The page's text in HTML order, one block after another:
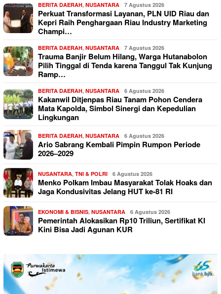
BERITA DAERAH, NUSANTARA 7 Agustus 2026
Perkuat Transformasi Layanan, PLN UID Riau dan
Kepri Raih Penghargaan Riau Industry Marketing
Champi…
BERITA DAERAH, NUSANTARA 7 Agustus 2026
Trauma Banjir Belum Hilang, Warga Hutanabolon
Pilih Tinggal di Tenda karena Tanggul Tak Kunjung
Ramp…
BERITA DAERAH, NUSANTARA 6 Agustus 2026
Kakanwil Ditjenpas Riau Tanam Pohon Cendera
Mata Kapolda, Simbol Sinergi dan Kepedulian
Lingkungan
BERITA DAERAH, NUSANTARA 6 Agustus 2026
Ario Sabrang Kembali Pimpin Rumpon Periode
2026–2029
NUSANTARA, TNI & POLRI 6 Agustus 2026
Menko Polkam Imbau Masyarakat Tolak Hoaks dan
Jaga Kondusivitas Jelang HUT ke-81 RI
EKONOMI & BISNIS, NUSANTARA 6 Agustus 2026
Pemerintah Alokasikan Rp10 Triliun, Sertifikat KI
Kini Bisa Jadi Agunan KUR